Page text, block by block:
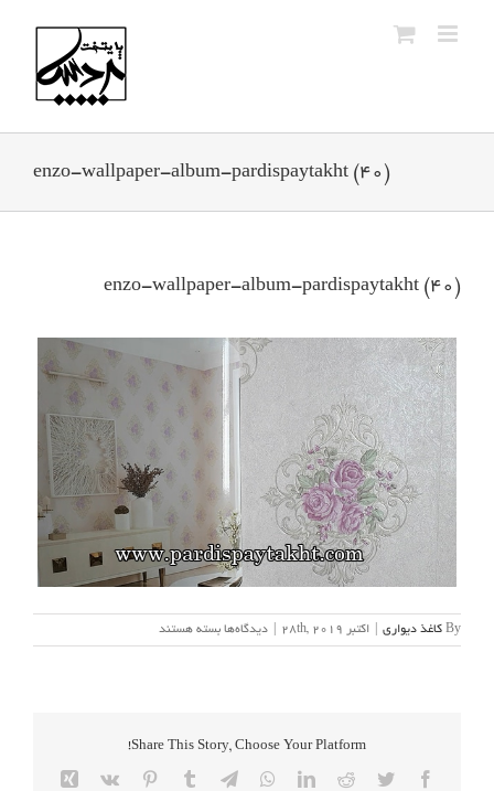
enzo-wallpaper-album-pardispaytakht (40)
enzo-wallpaper-album-pardispaytakht (40)
By کاغذ دیواری اکتبر 28th, 2019 دیدگاه‌ها برای
enzo-
بسته هستند
Share This Story, Choose Your Platform!
Facebook
Twitter
Reddit
LinkedIn
WhatsApp
Telegram
Tumblr
Pinterest
Vk